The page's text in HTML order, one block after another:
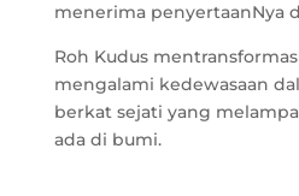
menerima penyertaanNya
Roh Kudus
mengalami kedewasaan
berkat sejati yang
ada di bumi.